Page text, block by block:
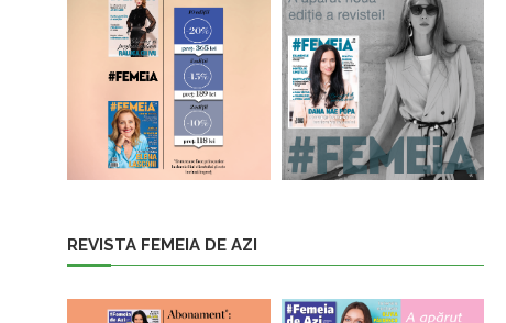
REVISTA FEMEIA DE AZI